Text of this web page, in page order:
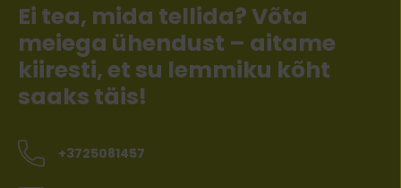
Ei tea, mida tellida? Võta
meiega ühendust – aitame
kiiresti, et su lemmiku kõht
saaks täis!
+3725081457